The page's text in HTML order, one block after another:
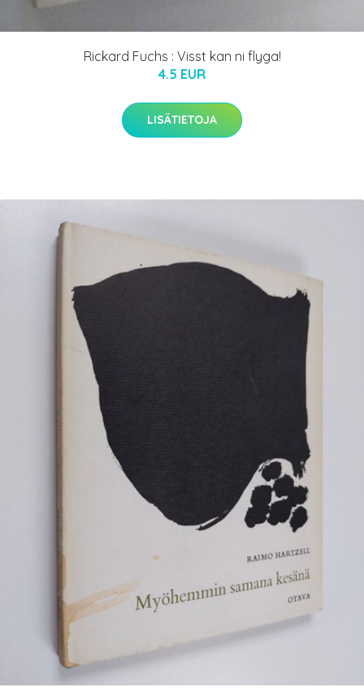
Rickard Fuchs : Visst kan ni flyga!
4.5 EUR
LISÄTIETOJA